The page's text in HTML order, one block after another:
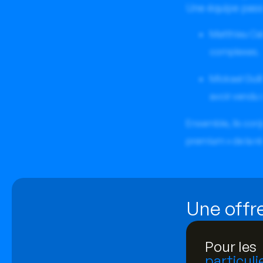
Une équipe
Matthieu
complexes.
Mickael
avoir vendu
Ensemble, ils
premium » de la
Une
Pour les